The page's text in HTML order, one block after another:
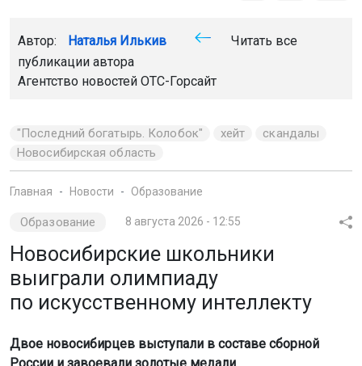
Автор: Наталья Илькив
Читать все
публикации автора
Агентство новостей ОТС-Горсайт
"Последний богатырь. Колобок" хейт
скандалы
Новосибирская область
Главная Новости Образование
Образование 8 августа 2026 - 12:55
Новосибирские школьники
выиграли олимпиаду
по искусственному интеллекту
Двое новосибирцев выступали в составе сборной
России и завоевали золотые медали